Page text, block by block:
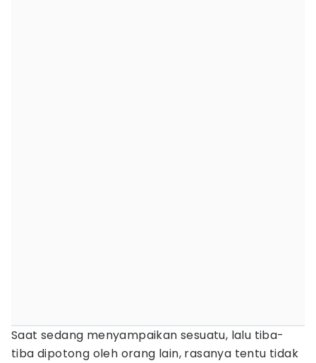
Saat sedang menyampaikan sesuatu, lalu tiba-
tiba dipotong oleh orang lain, rasanya tentu tidak